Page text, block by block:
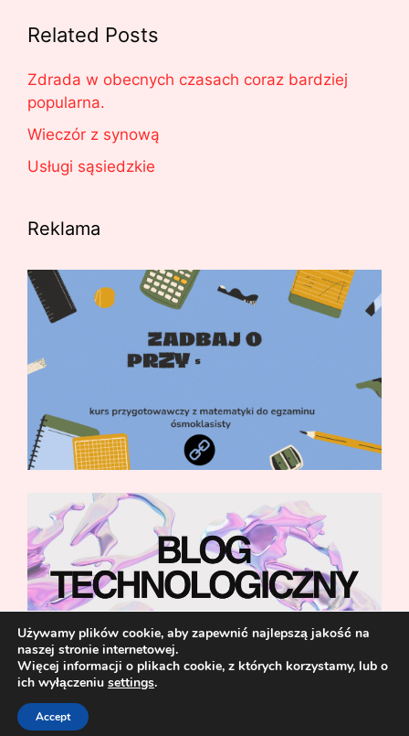
Related Posts
Zdrada w obecnych czasach coraz bardziej
popularna.
Wieczór z synową
Usługi sąsiedzkie
Reklama
© 2021 Blog Erotyczny | Opowiadania Erotyczne |
Używamy plików cookie, aby zapewnić najlepszą jakość na
naszej stronie internetowej.
Więcej informacji o plikach cookie, z których korzystamy, lub o
ich wyłączeniu settings.
Accept